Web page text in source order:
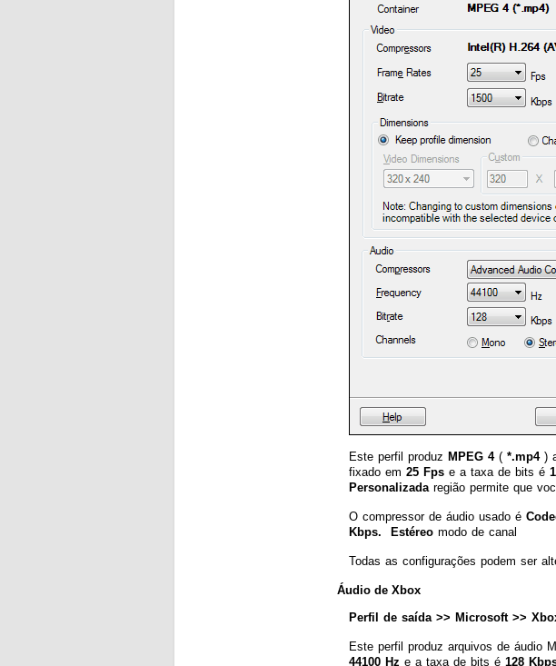
Este perfil produz MPEG 4( *.mp4)
fixado em 25 Fps e a taxa de bits é
Personalizada região permite que
O compressor de áudio usado é
Kbps. Estéreo modo de canal
Todas as configurações podem ser
Áudio de Xbox
Perfil de saída >> Microsoft >>
Este perfil produz arquivos de áudio
44100 Hz e a taxa de bits é 128